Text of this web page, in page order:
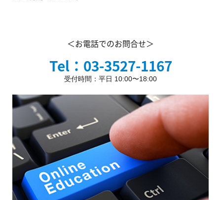
＜お電話でのお問合せ＞
Tel：03-3527-1167
受付時間：平日 10:00〜18:00